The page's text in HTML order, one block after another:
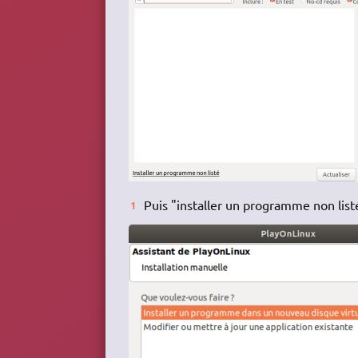
Puis "installer un programme non